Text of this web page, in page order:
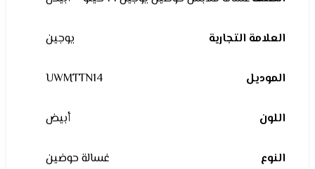
العلامة التجارية يوجين
الموديل UWMTTN14
اللون أبيض
النوع غسالة حوضين